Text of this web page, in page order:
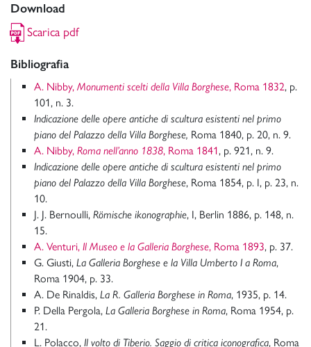
Download
Scarica pdf
Bibliografia
A. Nibby, Monumenti scelti della Villa Borghese, Roma 1832, p.
101, n. 3.
Indicazione delle opere antiche di scultura esistenti nel primo
piano del Palazzo della Villa Borghese, Roma 1840, p. 20, n. 9.
A. Nibby, Roma nell’anno 1838, Roma 1841, p. 921, n. 9.
Indicazione delle opere antiche di scultura esistenti nel primo
piano del Palazzo della Villa Borghese, Roma 1854, p. I, p. 23, n.
10.
J. J. Bernoulli, Römische ikonographie, I, Berlin 1886, p. 148, n.
15.
A. Venturi, Il Museo e la Galleria Borghese, Roma 1893, p. 37.
G. Giusti, La Galleria Borghese e la Villa Umberto I a Roma,
Roma 1904, p. 33.
A. De Rinaldis, La R. Galleria Borghese in Roma, 1935, p. 14.
P. Della Pergola, La Galleria Borghese in Roma, Roma 1954, p.
21.
L. Polacco, Il volto di Tiberio. Saggio di critica iconografica, Roma